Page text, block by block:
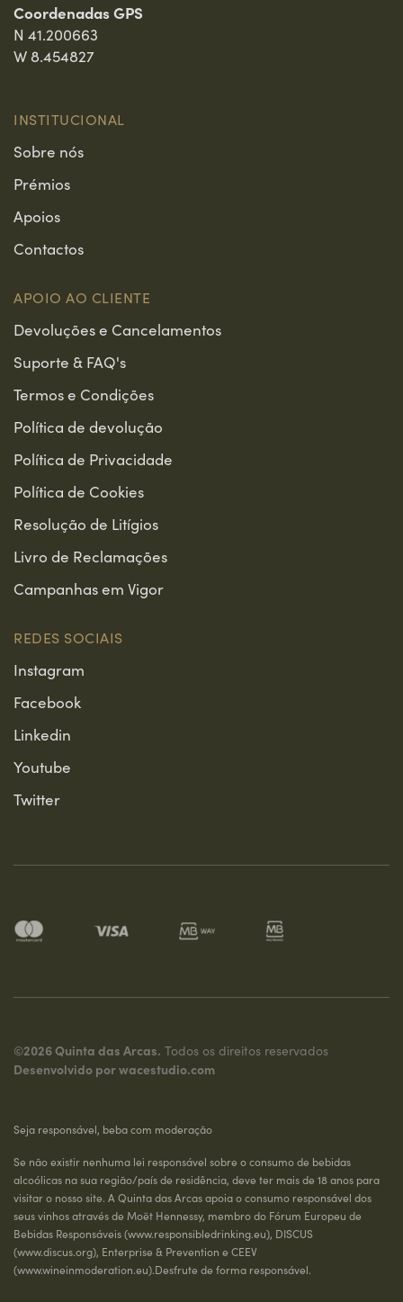
Coordenadas GPS
N 41.200663
W 8.454827
INSTITUCIONAL
Sobre nós
Prémios
Apoios
Contactos
APOIO AO CLIENTE
Devoluções e Cancelamentos
Suporte & FAQ's
Termos e Condições
Política de devolução
Política de Privacidade
Política de Cookies
Resolução de Litígios
Livro de Reclamações
Campanhas em Vigor
REDES SOCIAIS
Instagram
Facebook
Linkedin
Youtube
Twitter
©2026 Quinta das Arcas. Todos os direitos reservados
Desenvolvido porwacestudio.com
Seja responsável, beba com moderação
Se não existir nenhuma lei responsável sobre o consumo de bebidas
alcoólicas na sua região/país de residência, deve ter mais de 18 anos para
visitar o nosso site. A Quinta das Arcas apoia o consumo responsável dos
seus vinhos através de Moët Hennessy, membro do Fórum Europeu de
Bebidas Responsáveis (www.responsibledrinking.eu), DISCUS
(www.discus.org), Enterprise & Prevention e CEEV
(www.wineinmoderation.eu).Desfrute de forma responsável.